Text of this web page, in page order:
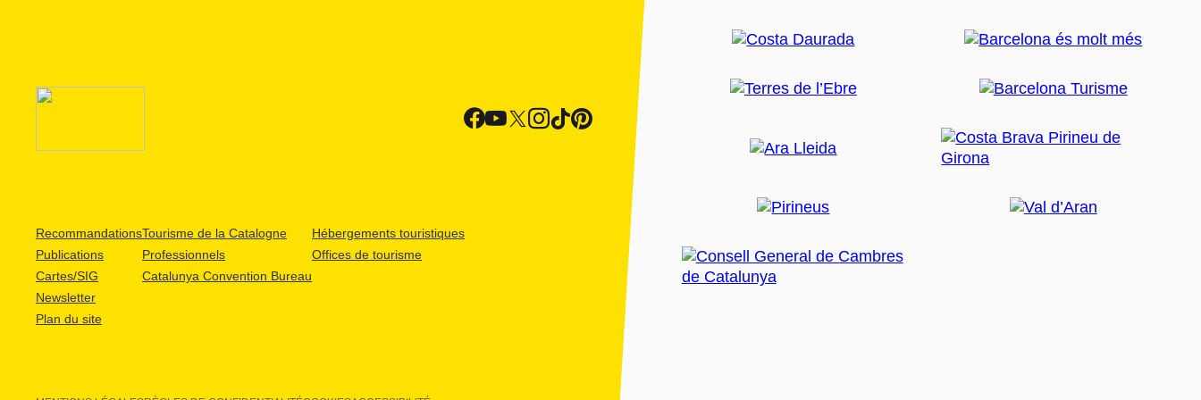
Recommandations
Publications
Cartes/SIG
Newsletter
Plan du site
Tourisme de la Catalogne
Professionnels
Catalunya Convention Bureau
Hébergements touristiques
Offices de tourisme